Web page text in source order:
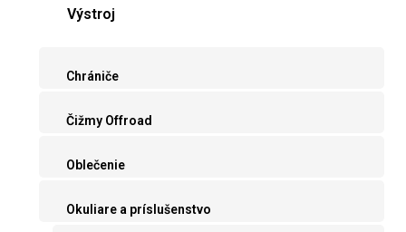
Výstroj
Chrániče
Čižmy Offroad
Oblečenie
Okuliare a príslušenstvo